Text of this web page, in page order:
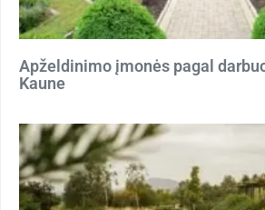
Apželdinimo įmonės pagal
Kaune